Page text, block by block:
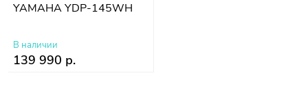
YAMAHA YDP-145WH
В наличии
139 990 р.